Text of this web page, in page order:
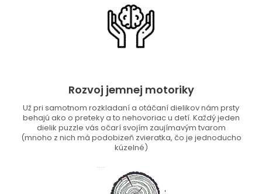
Rozvoj jemnej motoriky
Už pri samotnom rozkladaní a otáčaní dielikov nám prsty
behajú ako o preteky a to nehovoriac u detí. Každý jeden
dielik puzzle vás očarí svojím zaujímavým tvarom
(mnoho z nich má podobizeň zvieratka, čo je jednoducho
kúzelné)